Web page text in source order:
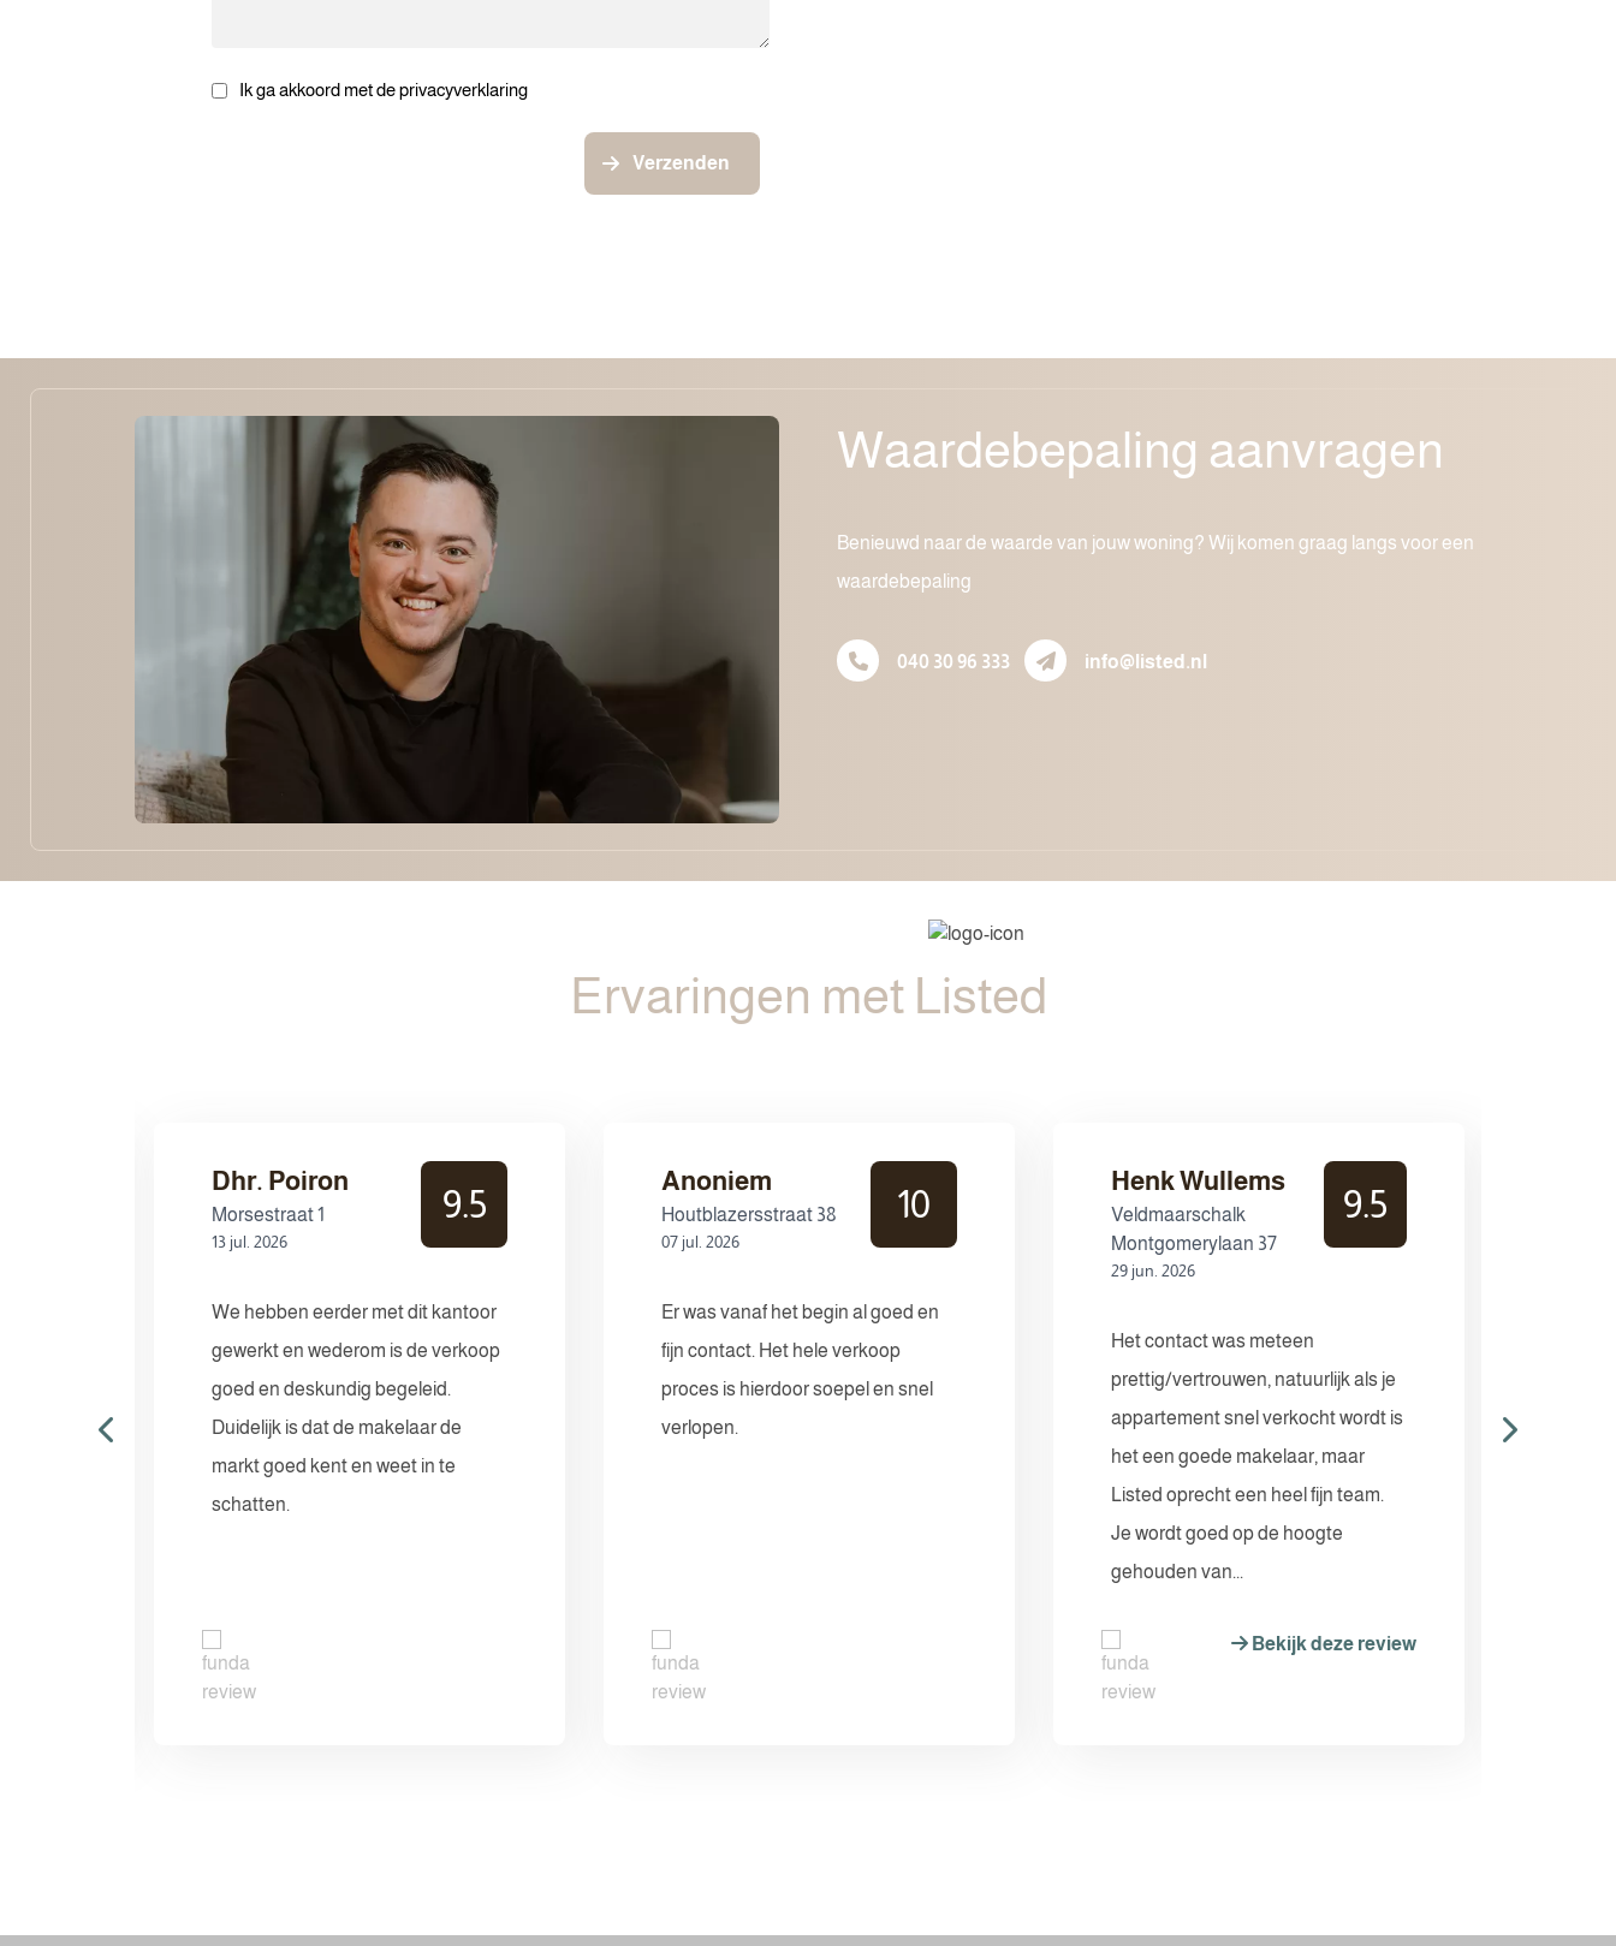
Ik ga akkoord met de privacyverklaring
Verzenden
Waardebepaling aanvragen
Benieuwd naar de waarde van jouw woning? Wij komen graag langs voor een
waardebepaling
040 30 96 333 info@listed.nl
Ervaringen met Listed
Dhr. Poiron
Morsestraat 1
13 jul. 2026
9.5
We hebben eerder met dit kantoor
gewerkt en wederom is de verkoop
goed en deskundig begeleid.
Duidelijk is dat de makelaar de
markt goed kent en weet in te
schatten.
Anoniem
Houtblazersstraat 38
07 jul. 2026
10
Er was vanaf het begin al goed en
fijn contact. Het hele verkoop
proces is hierdoor soepel en snel
verlopen.
Henk Wullems
Veldmaarschalk
Montgomerylaan 37
29 jun. 2026
9.5
Het contact was meteen
prettig/vertrouwen, natuurlijk als je
appartement snel verkocht wordt is
het een goede makelaar, maar
Listed oprecht een heel fijn team.
Je wordt goed op de hoogte
gehouden van...
Bekijk deze review